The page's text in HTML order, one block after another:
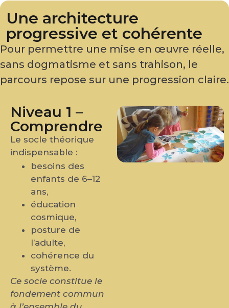
Une architecture
progressive et cohérente
Pour permettre une mise en œuvre réelle,
sans dogmatisme et sans trahison, le
parcours repose sur une progression claire.
Niveau 1 –
Comprendre
Le socle théorique
indispensable :
besoins des
enfants de 6–12
ans,
éducation
cosmique,
posture de
l’adulte,
cohérence du
système.
Ce socle constitue le
fondement commun